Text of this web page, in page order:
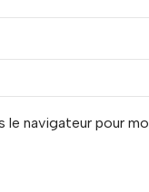
navigateur pour